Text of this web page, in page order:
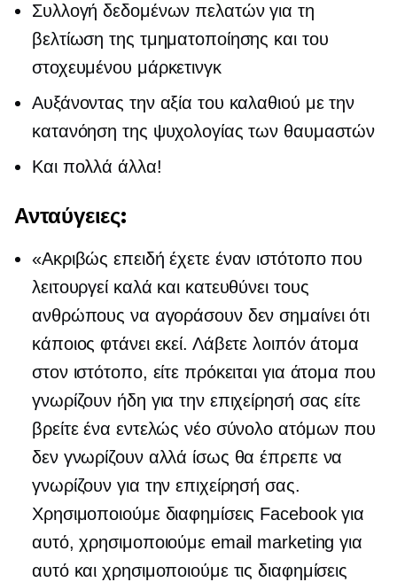
Συλλογή δεδομένων πελατών για τη
βελτίωση της τμηματοποίησης και του
στοχευμένου μάρκετινγκ
Αυξάνοντας την αξία του καλαθιού με την
κατανόηση της ψυχολογίας των θαυμαστών
Και πολλά άλλα!
Ανταύγειες:
«Ακριβώς επειδή έχετε έναν ιστότοπο που
λειτουργεί καλά και κατευθύνει τους
ανθρώπους να αγοράσουν δεν σημαίνει ότι
κάποιος φτάνει εκεί. Λάβετε λοιπόν άτομα
στον ιστότοπο, είτε πρόκειται για άτομα που
γνωρίζουν ήδη για την επιχείρησή σας είτε
βρείτε ένα εντελώς νέο σύνολο ατόμων που
δεν γνωρίζουν αλλά ίσως θα έπρεπε να
γνωρίζουν για την επιχείρησή σας.
Χρησιμοποιούμε διαφημίσεις Facebook για
αυτό, χρησιμοποιούμε email marketing για
αυτό και χρησιμοποιούμε τις διαφημίσεις